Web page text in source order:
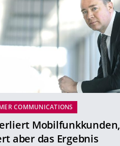
COMMUNICATIONS
Mobilfunkkunden,
aber das Ergebnis